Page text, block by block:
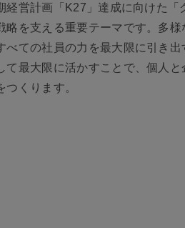
経営計画「K27」達成に向けた「
略を支える重要テーマです。多様
べての社員の力を最大限に引き
て最大限に活かすことで、個人
つくります。